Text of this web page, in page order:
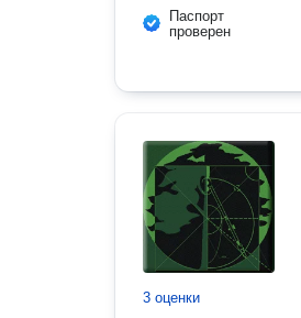
Паспорт
проверен
3 оценки